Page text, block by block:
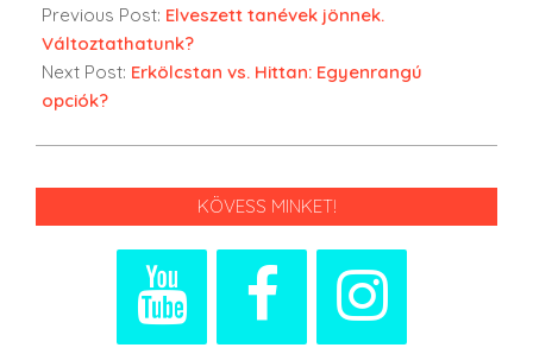
Previous Post: Elveszett tanévek jönnek.
Változtathatunk?
Next Post: Erkölcstan vs. Hittan: Egyenrangú
opciók?
KÖVESS MINKET!